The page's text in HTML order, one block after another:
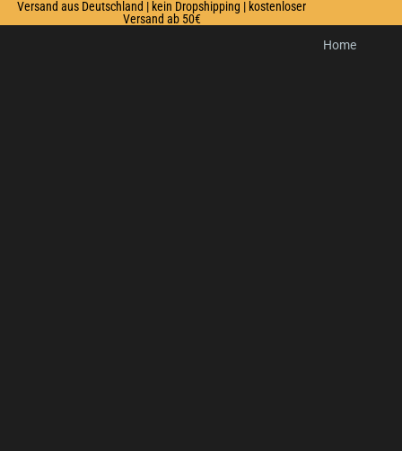
Versand aus Deutschland | kein Dropshipping | kostenloser
Versand ab 50€
Home